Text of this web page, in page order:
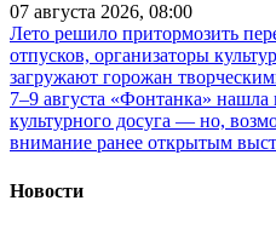
07 августа 2026, 08:00
Лето решило притормозить
отпусков, организаторы
загружают горожан
7–9 августа «Фонтанка»
культурного досуга — но,
внимание ранее открытым
Новости